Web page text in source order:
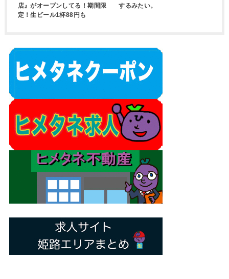
店』がオープンしてる！期間限
定！生ビール1杯88円も
するみたい。